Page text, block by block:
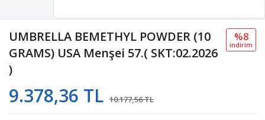
UMBRELLA BEMETHYL POWDER (10
GRAMS) USA Menşei 57.( SKT:02.2026
)
9.378,36 TL 10.177,56 TL
%8
i̇ndi̇ri̇m